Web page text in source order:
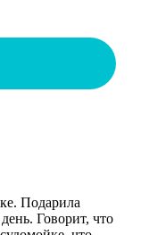
Подарила
Говорит, что